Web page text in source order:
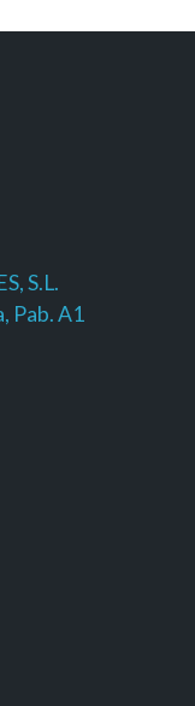
S.L.
Pab. A1